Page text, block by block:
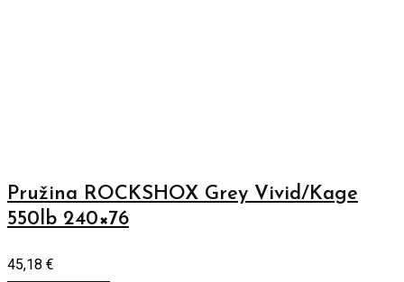
Pružina ROCKSHOX Grey Vivid/Kage
550lb 240×76
45,18 €